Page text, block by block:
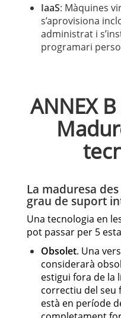
IaaS: Màquines
s’aprovisiona
administrat i
programari
ANNEX
La maduresa
grau de suport
Una tecnologia en
pot passar per 5
Obsolet. Una
considerarà
estigui fora de la
correctiu del seu
està en període